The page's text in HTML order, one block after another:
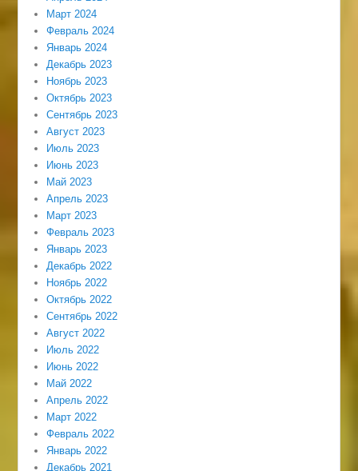
Март 2024
Февраль 2024
Январь 2024
Декабрь 2023
Ноябрь 2023
Октябрь 2023
Сентябрь 2023
Август 2023
Июль 2023
Июнь 2023
Май 2023
Апрель 2023
Март 2023
Февраль 2023
Январь 2023
Декабрь 2022
Ноябрь 2022
Октябрь 2022
Сентябрь 2022
Август 2022
Июль 2022
Июнь 2022
Май 2022
Апрель 2022
Март 2022
Февраль 2022
Январь 2022
Декабрь 2021